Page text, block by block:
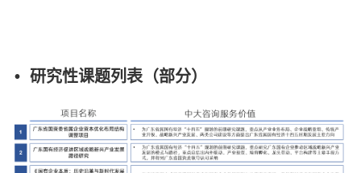
• 研究性课题列表（部分）